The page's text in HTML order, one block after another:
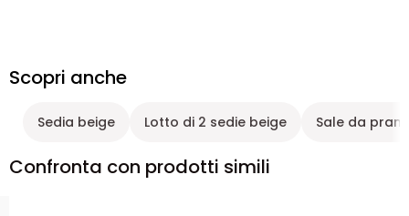
Scopri anche
Sedia beige Lotto di 2 sedie beige Sale da
Confronta con prodotti simili